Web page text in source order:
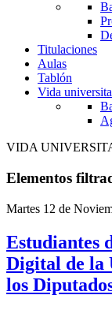
Titulaciones
Aulas
Tablón
Vida
VIDA
Elementos
Martes 12 de
Estudiantes
Digital de la
los